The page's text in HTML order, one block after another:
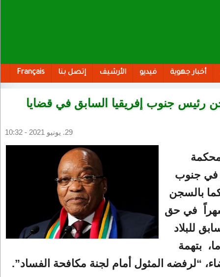
أخبار جهوية فيديو الأرشيف إتصل بنا Français
رئيس جنوب إفريقيا السابق في قضايا
29. يونيو 2021 - 10:32
في ​جنوب
بالسجن
15 شهراً ​ في حق
للبلاد
بتهمة
“لرفضه المثول أمام لجنة ​مكافحة الفساد​”.